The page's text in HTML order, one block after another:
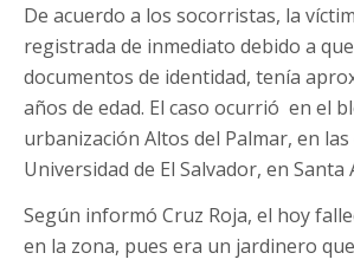
De acuerdo a los socorristas, la
registrada de inmediato debido a
documentos de identidad, tenía
años de edad. El caso ocurrió en el
urbanización Altos del Palmar, en las
Universidad de El Salvador, en Santa
Según informó Cruz Roja, el hoy
en la zona, pues era un jardinero